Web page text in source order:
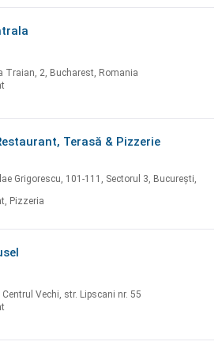
Traian, 2, Bucharest, Romania
Terasă & Pizzerie
Grigorescu, 101-111, Sectorul 3, Bucureşti,
Pizzeria
Vechi, str. Lipscani nr. 55